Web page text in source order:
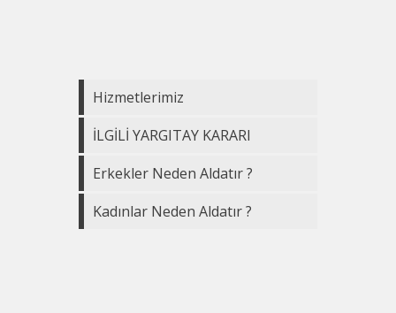
Hizmetlerimiz
İLGİLİ YARGITAY KARARI
Erkekler Neden Aldatır ?
Kadınlar Neden Aldatır ?